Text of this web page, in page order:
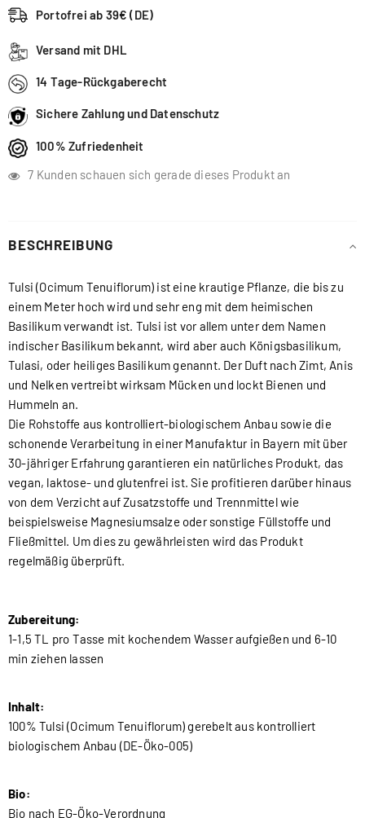
Portofrei ab 39€ (DE)
Versand mit DHL
14 Tage-Rückgaberecht
Sichere Zahlung und Datenschutz
100% Zufriedenheit
7 Kunden schauen sich gerade dieses Produkt an
BESCHREIBUNG
Tulsi (Ocimum Tenuiflorum) ist eine krautige Pflanze, die bis zu
einem Meter hoch wird und sehr eng mit dem heimischen
Basilikum verwandt ist. Tulsi ist vor allem unter dem Namen
indischer Basilikum bekannt, wird aber auch Königsbasilikum,
Tulasi, oder heiliges Basilikum genannt. Der Duft nach Zimt, Anis
und Nelken vertreibt wirksam Mücken und lockt Bienen und
Hummeln an.
Die Rohstoffe aus kontrolliert-biologischem Anbau sowie die
schonende Verarbeitung in einer Manufaktur in Bayern mit über
30-jähriger Erfahrung garantieren ein natürliches Produkt, das
vegan, laktose- und glutenfrei ist. Sie profitieren darüber hinaus
von dem Verzicht auf Zusatzstoffe und Trennmittel wie
beispielsweise Magnesiumsalze oder sonstige Füllstoffe und
Fließmittel. Um dies zu gewährleisten wird das Produkt
regelmäßig überprüft.
Zubereitung:
1-1,5 TL pro Tasse mit kochendem Wasser aufgießen und 6-10
min ziehen lassen
Inhalt:
100% Tulsi (Ocimum Tenuiflorum) gerebelt aus kontrolliert
biologischem Anbau (DE-Öko-005)
Bio:
Bio nach EG-Öko-Verordnung